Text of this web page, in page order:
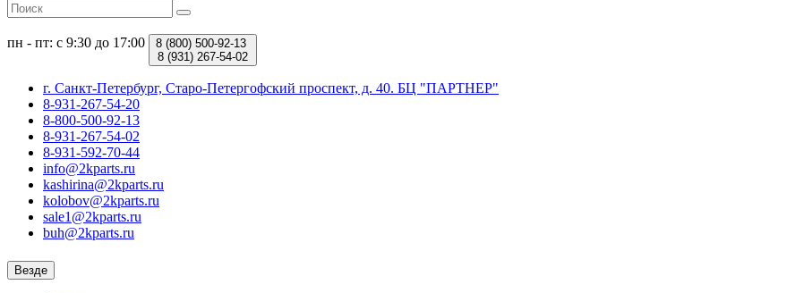
пн - пт: с 9:30 до 17:00 8 (800) 500-92-13
8 (931) 267-54-02
г. Санкт-Петербург, Старо-Петергофский проспект, д. 40. БЦ "ПАРТНЕР"
8-931-267-54-20
8-800-500-92-13
8-931-267-54-02
8-931-592-70-44
info@2kparts.ru
kashirina@2kparts.ru
kolobov@2kparts.ru
sale1@2kparts.ru
buh@2kparts.ru
Везде